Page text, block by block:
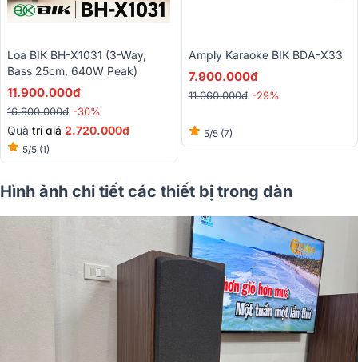
Loa BIK BH-X1031 (3-Way,
Bass 25cm, 640W Peak)
11.900.000đ
16.900.000đ -30%
Quà trị giá 2.720.000đ
5/5 (1)
Amply Karaoke BIK BDA-X33
7.900.000đ
11.060.000đ -29%
5/5 (7)
Hình ảnh chi tiết các thiết bị trong dàn